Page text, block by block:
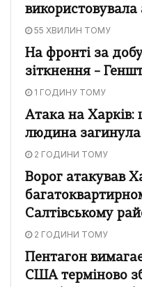
55 ХВИЛИН ТОМУ
На фронті за
зіткнення –
1 ГОДИНУ ТОМУ
Атака на
людина загинула
2 ГОДИНИ ТОМУ
Ворог атакував
Салтівському
2 ГОДИНИ ТОМУ
Пентагон
США терміново